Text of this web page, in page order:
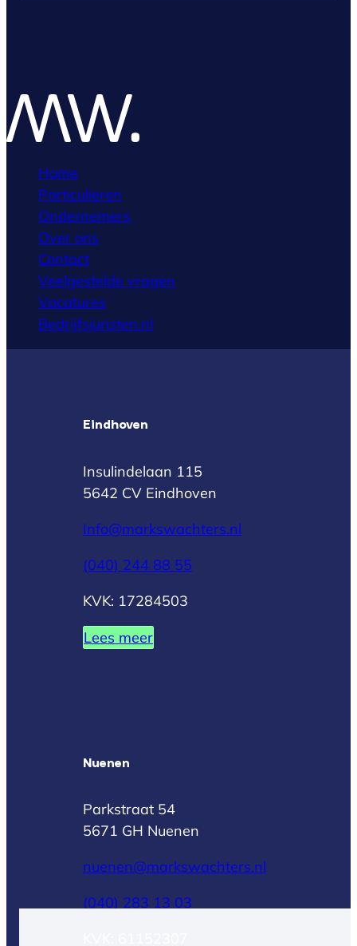
Home
Particulieren
Ondernemers
Over ons
Contact
Veelgestelde vragen
Vacatures
Bedrijfsjuristen.nl
Eindhoven
Insulindelaan 115
5642 CV Eindhoven
Info@markswachters.nl
(040) 244 88 55
KVK: 17284503
Lees meer
Nuenen
Parkstraat 54
5671 GH Nuenen
nuenen@markswachters.nl
(040) 283 13 03